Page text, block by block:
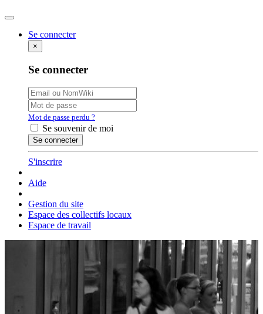
Rechercher
Se connecter
×
Se connecter
Mot de passe perdu ?
Se souvenir de moi
S'inscrire
Aide
Gestion du site
Espace des collectifs locaux
Espace de travail